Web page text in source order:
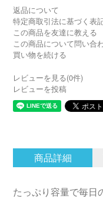
返品について
特定商取引法に基づく表
この商品を友達に教える
この商品について問い合
買い物を続ける
レビューを見る(0件)
レビューを投稿
商品詳細
たっぷり容量で毎日